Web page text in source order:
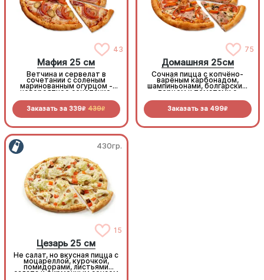
43
Мафия 25 см
Ветчина и сервелат в
сочетании с соленым
маринованным огурцом -
невероятное сочетание,
Заказать за 339R 439R
75
Домашняя 25см
Сочная пицца с копчёно-
варёным карбонадом,
шампиньонами, болгарским
перцем и томатами с
Заказать за 499R
430гр.
15
Цезарь 25 см
Не салат, но вкусная пицца с
моцареллой, курочкой,
помидорами, листьями
салата и фирменным соусом